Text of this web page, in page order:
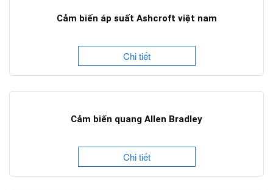
Cảm biến áp suất Ashcroft việt nam
Chi tiết
Cảm biến quang Allen Bradley
Chi tiết